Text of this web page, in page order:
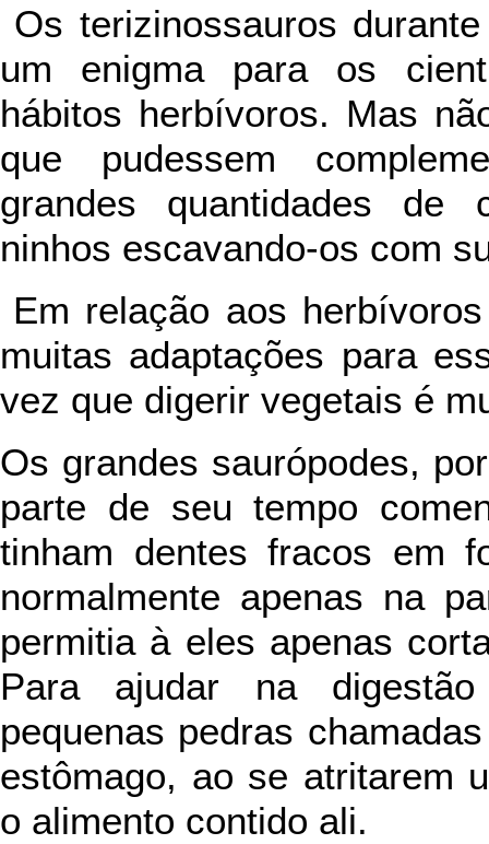
Os terizinossauros
um enigma para os
hábitos herbívoros. Mas
que pudessem
grandes quantidades de
ninhos escavando-os com
Em relação aos
muitas adaptações para
vez que digerir vegetais é
Os grandes saurópodes,
parte de seu tempo
tinham dentes fracos em
normalmente apenas na
permitia à eles apenas
Para ajudar na
pequenas pedras
estômago, ao se atritarem
o alimento contido ali.